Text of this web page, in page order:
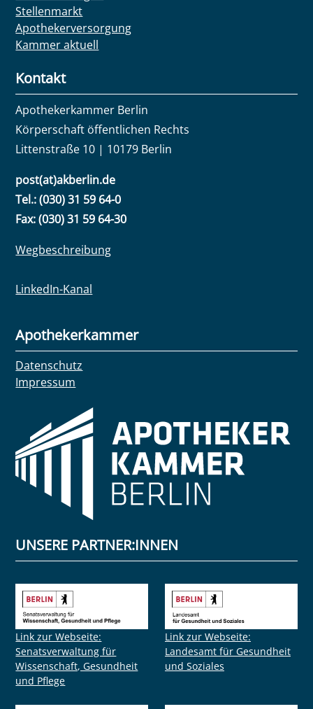
Stellenmarkt
Apothekerversorgung
Kammer aktuell
Kontakt
Apothekerkammer Berlin
Körperschaft öffentlichen Rechts
Littenstraße 10 | 10179 Berlin
post(at)akberlin.de
Tel.: (030) 31 59 64-0
Fax: (030) 31 59 64-30
Wegbeschreibung
LinkedIn-Kanal
Apothekerkammer
Datenschutz
Impressum
UNSERE PARTNER:INNEN
Link zur Webseite:
Senatsverwaltung für
Wissenschaft, Gesundheit
und Pflege
Link zur Webseite:
Landesamt für Gesundheit
und Soziales